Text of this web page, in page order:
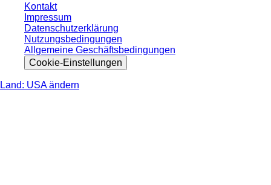
Kontakt
Impressum
Datenschutzerklärung
Nutzungsbedingungen
Allgemeine Geschäftsbedingungen
Cookie-Einstellungen
Land: USA ändern